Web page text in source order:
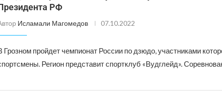
РФ
Исламали Магомедов 07.10.2022
Грозном пройдет чемпионат России по дзюдо, участниками
Регион представит спортклуб «Вудглейд».